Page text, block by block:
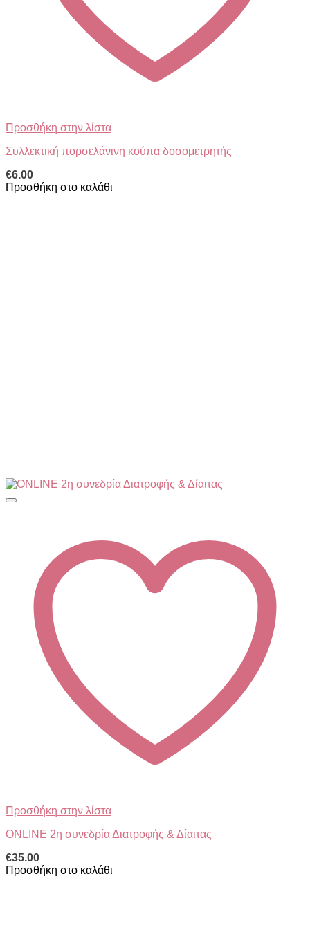
Προσθήκη στην λίστα
Συλλεκτική πορσελάνινη κούπα δοσομετρητής
€6.00
Προσθήκη στο καλάθι
Προσθήκη στην λίστα
ONLINE 2η συνεδρία Διατροφής & Δίαιτας
€35.00
Προσθήκη στο καλάθι